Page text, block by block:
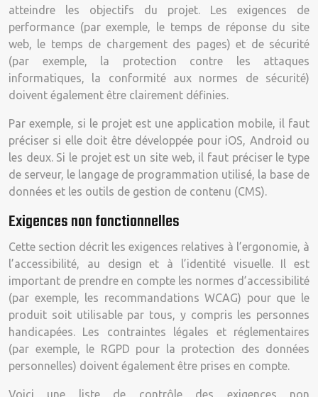
atteindre les objectifs du projet. Les exigences de
performance (par exemple, le temps de réponse du site
web, le temps de chargement des pages) et de sécurité
(par exemple, la protection contre les attaques
informatiques, la conformité aux normes de sécurité)
doivent également être clairement définies.
Par exemple, si le projet est une application mobile, il faut
préciser si elle doit être développée pour iOS, Android ou
les deux. Si le projet est un site web, il faut préciser le type
de serveur, le langage de programmation utilisé, la base de
données et les outils de gestion de contenu (CMS).
Exigences non fonctionnelles
Cette section décrit les exigences relatives à l’ergonomie, à
l’accessibilité, au design et à l’identité visuelle. Il est
important de prendre en compte les normes d’accessibilité
(par exemple, les recommandations WCAG) pour que le
produit soit utilisable par tous, y compris les personnes
handicapées. Les contraintes légales et réglementaires
(par exemple, le RGPD pour la protection des données
personnelles) doivent également être prises en compte.
Voici une liste de contrôle des exigences non